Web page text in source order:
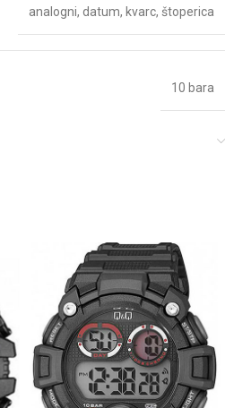
analogni, datum, kvarc, štoperica
10 bara